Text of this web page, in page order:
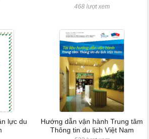
468 lượt xem
lực du
Hướng dẫn vận hành Trung tâm
Thông tin du lịch Việt Nam